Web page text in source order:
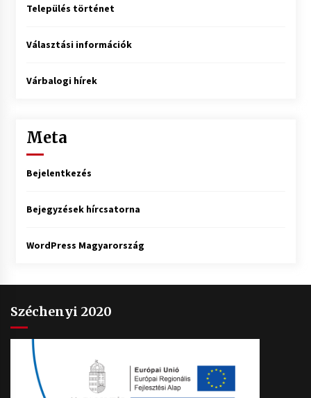
Település történet
Választási információk
Várbalogi hírek
Meta
Bejelentkezés
Bejegyzések hírcsatorna
WordPress Magyarország
Széchenyi 2020